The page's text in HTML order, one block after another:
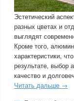
Эстетический
разных цветах и
выглядят
Кроме того,
характеристики,
результате, выбор
качество и
Читать дальше →